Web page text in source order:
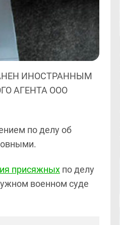
ИНОСТРАННЫМ
АГЕНТА ООО
по делу об
присяжных по делу
военном суде